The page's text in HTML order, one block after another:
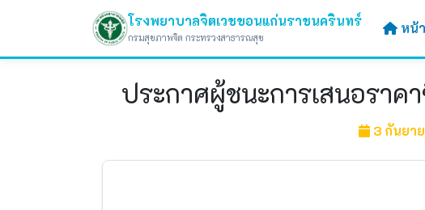
โรงพยาบาลจิตเวชขอนแก่นราชนครินทร์
กรมสุขภาพจิต กระทรวงสาธารณสุข
หน้
ประกาศผู้ชนะการเสนอราค
3 กันยา